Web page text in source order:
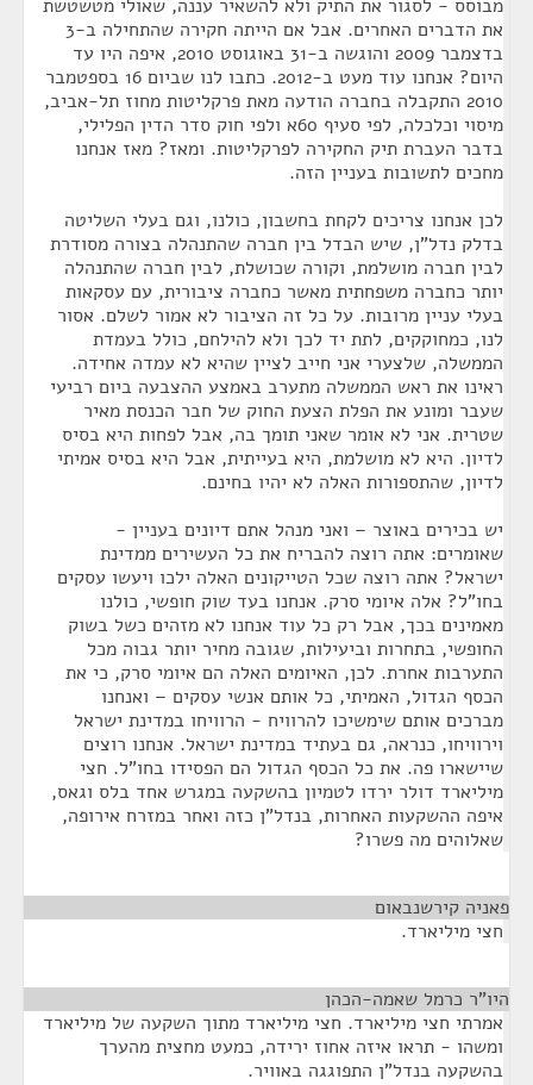
מבוסס - לסגור את התיק ולא להשאיר עננה, שאולי מטשטשת
את הדברים האחרים. אבל אם הייתה חקירה שהתחילה ב-3
בדצמבר 2009 והוגשה ב-31 באוגוסט 2010, איפה היו עד
היום? אנחנו עוד מעט ב-2012. כתבו לנו שביום 16 בספטמבר
2010 התקבלה בחברה הודעה מאת פרקליטות מחוז תל-אביב,
מיסוי וכלכלה, לפי סעיף 60א ולפי חוק סדר הדין הפלילי,
בדבר העברת תיק החקירה לפרקליטות. ומאז? מאז אנחנו
מחכים לתשובות בעניין הזה.
לכן אנחנו צריכים לקחת בחשבון, כולנו, וגם בעלי השליטה
בדלק נדל"ן, שיש הבדל בין חברה שהתנהלה בצורה מסודרת
לבין חברה מושלמת, וקורה שכושלת, לבין חברה שהתנהלה
יותר כחברה משפחתית מאשר כחברה ציבורית, עם עסקאות
בעלי עניין מרובות. על כל זה הציבור לא אמור לשלם. אסור
לנו, כמחוקקים, לתת יד לכך ולא להילחם, כולל בעמדת
הממשלה, שלצערי אני חייב לציין שהיא לא עמדה אחידה.
ראינו את ראש הממשלה מתערב באמצע ההצבעה ביום רביעי
שעבר ומונע את הפלת הצעת החוק של חבר הכנסת מאיר
שטרית. אני לא אומר שאני תומך בה, אבל לפחות היא בסיס
לדיון. היא לא מושלמת, היא בעייתית, אבל היא בסיס אמיתי
לדיון, שהתספורות האלה לא יהיו בחינם.
יש בכירים באוצר – ואני מנהל אתם דיונים בעניין -
שאומרים: אתה רוצה להבריח את כל העשירים ממדינת
ישראל? אתה רוצה שכל הטייקונים האלה ילכו ויעשו עסקים
בחו"ל? אלה איומי סרק. אנחנו בעד שוק חופשי, כולנו
מאמינים בכך, אבל רק כל עוד אנחנו לא מזהים כשל בשוק
החופשי, בתחרות וביעילות, שגובה מחיר יותר גבוה מכל
התערבות אחרת. לכן, האיומים האלה הם איומי סרק, כי את
הכסף הגדול, האמיתי, כל אותם אנשי עסקים – ואנחנו
מברכים אותם שימשיכו להרוויח - הרוויחו במדינת ישראל
וירוויחו, כנראה, גם בעתיד במדינת ישראל. אנחנו רוצים
שיישארו פה. את כל הכסף הגדול הם הפסידו בחו"ל. חצי
מיליארד דולר ירדו לטמיון בהשקעה במגרש אחד בלס וגאס,
איפה ההשקעות האחרות, בנדל"ן כזה ואחר במזרח אירופה,
שאלוהים מה פשרו?
פאניה קירשנבאום
חצי מיליארד.
היו"ר כרמל שאמה-הכהן
אמרתי חצי מיליארד. חצי מיליארד מתוך השקעה של מיליארד
ומשהו - תראו איזה אחוז ירידה, כמעט מחצית מהערך
בהשקעה בנדל"ן התפוגגה באוויר.